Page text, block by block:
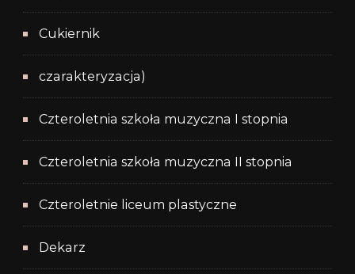
Cukiernik
czarakteryzacja)
Czteroletnia szkoła muzyczna I stopnia
Czteroletnia szkoła muzyczna II stopnia
Czteroletnie liceum plastyczne
Dekarz